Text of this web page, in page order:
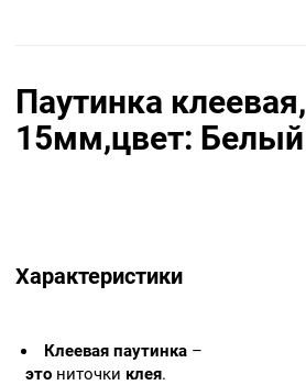
Паутинка клеевая,
15мм,цвет: Белый
Характеристики
Клеевая паутинка –
это ниточки клея.